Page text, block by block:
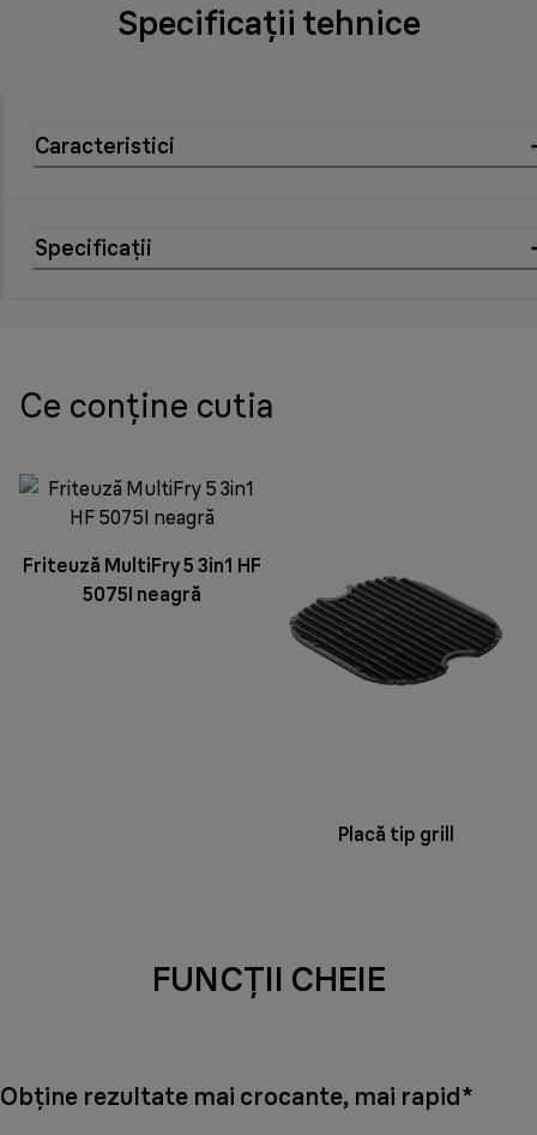
Specificații tehnice
Caracteristici
Specificații
Ce conține cutia
Friteuză MultiFry 5 3in1 HF
5075I neagră
Placă tip grill
FUNCȚII CHEIE
Obține rezultate mai crocante, mai rapid*